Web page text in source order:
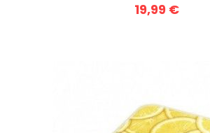
19,99 €